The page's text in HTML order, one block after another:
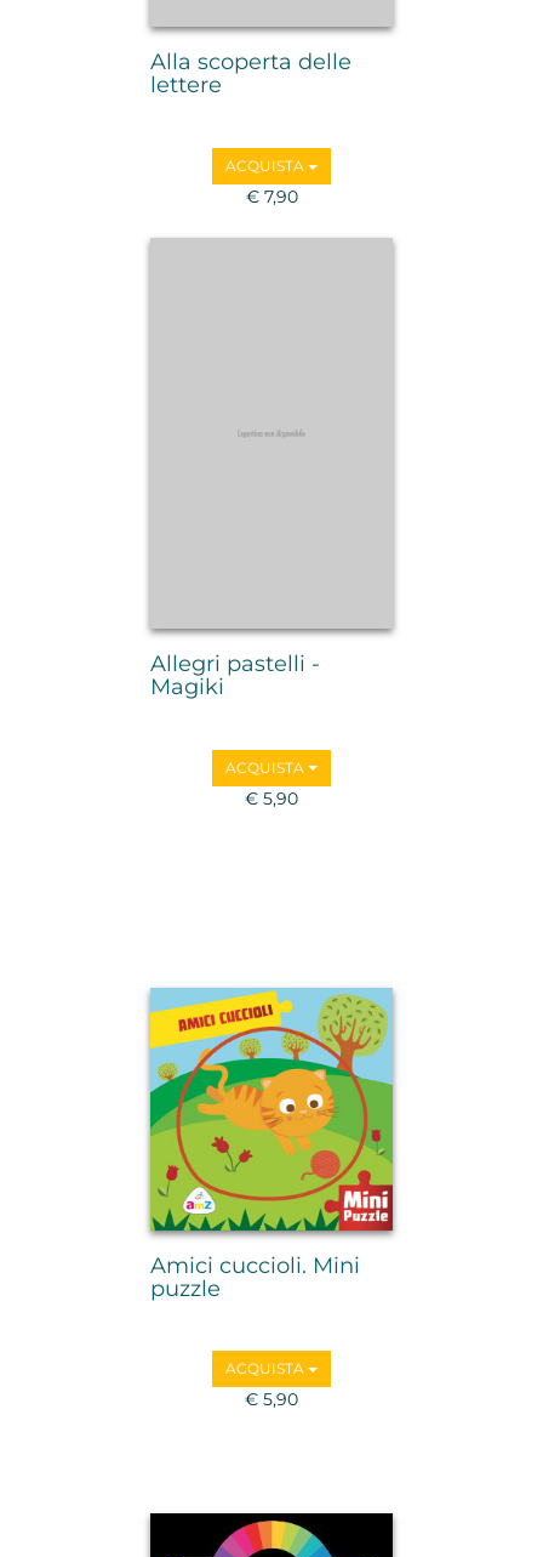
Alla scoperta delle
lettere
ACQUISTA
€ 7,90
Allegri pastelli -
Magiki
ACQUISTA
€ 5,90
Amici cuccioli. Mini
puzzle
ACQUISTA
€ 5,90